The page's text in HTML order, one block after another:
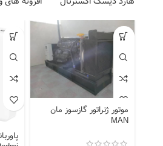
موتور ژنراتور گازسوز مان
MAN